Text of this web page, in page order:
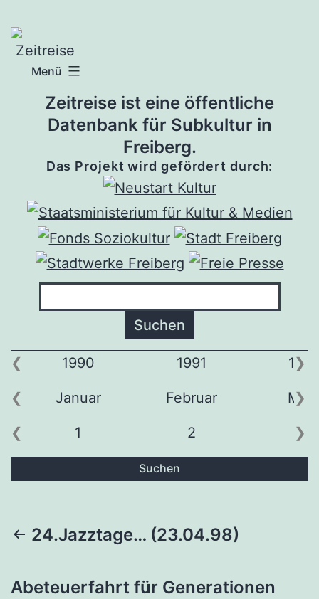
Inhalt
springen
Menü
Zeitreise ist eine öffentliche
Datenbank für Subkultur in
Freiberg.
Das Projekt wird gefördert durch:
1990 1991
Januar Februar
1 2 3
Suchen
Beitragsnavigation
24.Jazztage… (23.04.98)
Abeteuerfahrt für Generationen